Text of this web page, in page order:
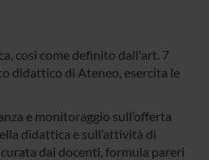
così come definito dall'art. 7
didattico di Ateneo, esercita le
e monitoraggio sull’offerta
didattica e sull’attività di
dai docenti, formula pareri